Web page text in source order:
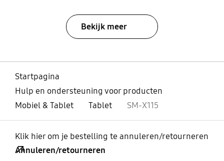
Bekijk meer
Startpagina
Hulp en ondersteuning voor producten
Mobiel & Tablet
Tablet SM-X115
Klik hier om je bestelling te annuleren/retourneren
Annuleren/retourneren